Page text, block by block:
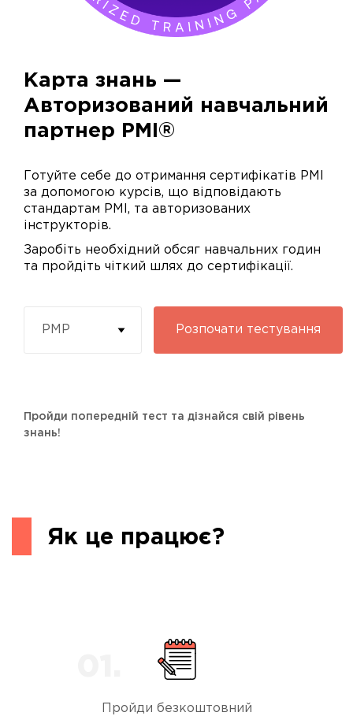
Карта знань —
Авторизований навчальний
партнер PMI®
Готуйте себе до отримання сертифікатів PMI
за допомогою курсів, що відповідають
стандартам PMI, та авторизованих
інструкторів.
Заробіть необхідний обсяг навчальних годин
та пройдіть чіткий шлях до сертифікації.
Пройди попередній тест та дізнайся свій рівень
знань!
PMP Розпочати тестування
Як це працює?
Пройди безкоштовний